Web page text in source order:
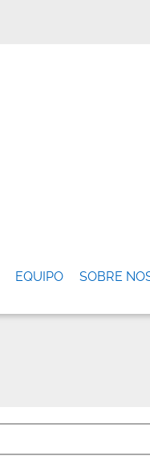
EQUIPO SOBRE